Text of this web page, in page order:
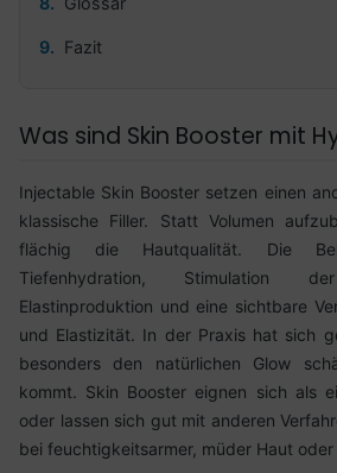
Fazit
Was sind Skin Booster mit
Injectable Skin Booster setzen einen
klassische Filler. Statt Volumen
flächig die Hautqualität. Die
Tiefenhydration, Stimulation
Elastinproduktion und eine sichtbare
und Elastizität. In der Praxis hat sich
besonders den natürlichen Glow
kommt. Skin Booster eignen sich als
oder lassen sich gut mit anderen
bei feuchtigkeitsarmer, müder Haut